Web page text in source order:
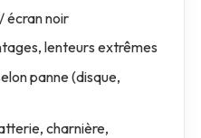
écran noir
lenteurs extrêmes
panne (disque,
charnière,